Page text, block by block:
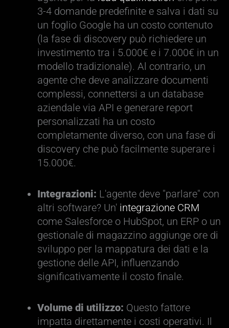
3-4 domande predefinite e salva i dati su
un foglio Google ha un costo contenuto
(la fase di discovery può richiedere un
investimento tra i 5.000€ e i 7.000€ in un
modello tradizionale). Al contrario, un
agente che deve analizzare documenti
complessi, connettersi a un database
aziendale via API e generare report
personalizzati ha un costo
completamente diverso, con una fase di
discovery che può facilmente superare i
15.000€.
Integrazioni: L'agente deve "parlare" con
altri software? Un' integrazione CRM
come Salesforce o HubSpot, un ERP o un
gestionale di magazzino aggiunge ore di
sviluppo per la mappatura dei dati e la
gestione delle API, influenzando
significativamente il costo finale.
Volume di utilizzo: Questo fattore
impatta direttamente i costi operativi. Il